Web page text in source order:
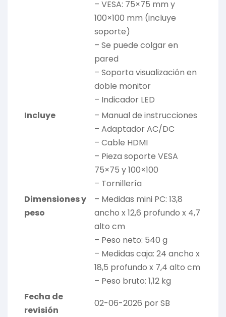
– VESA: 75×75 mm y
100×100 mm (incluye
soporte)
– Se puede colgar en
pared
– Soporta visualización en
doble monitor
– Indicador LED
Incluye
– Manual de instrucciones
– Adaptador AC/DC
– Cable HDMI
– Pieza soporte VESA
75×75 y 100×100
– Tornillería
Dimensiones y
peso
– Medidas mini PC: 13,8
ancho x 12,6 profundo x 4,7
alto cm
– Peso neto: 540 g
– Medidas caja: 24 ancho x
18,5 profundo x 7,4 alto cm
– Peso bruto: 1,12 kg
Fecha de
revisión
02-06-2026 por SB